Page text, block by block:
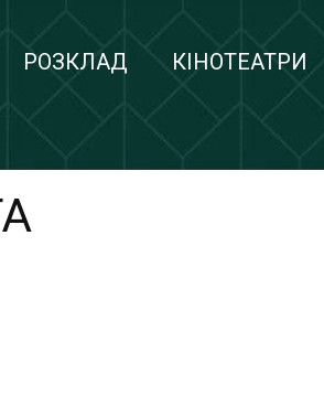
РОЗКЛАД КІНОТЕАТРИ